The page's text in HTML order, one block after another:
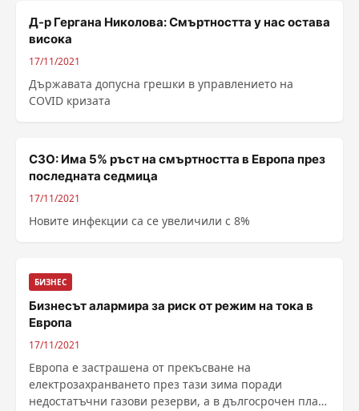
Д-р Гергана Николова: Смъртността у нас остава
висока
17/11/2021
Държавата допусна грешки в управлението на
COVID кризата
СЗО: Има 5% ръст на смъртността в Европа през
последната седмица
17/11/2021
Новите инфекции са се увеличили с 8%
БИЗНЕС
Бизнесът алармира за риск от режим на тока в
Европа
17/11/2021
Европа е застрашена от прекъсване на
електрозахранването през тази зима поради
недостатъчни газови резерви, а в дългосрочен план